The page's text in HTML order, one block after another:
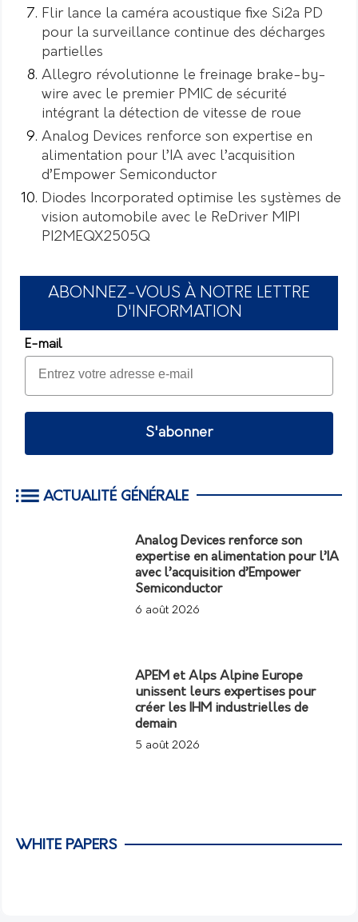
Flir lance la caméra acoustique fixe Si2a PD
pour la surveillance continue des décharges
partielles
Allegro révolutionne le freinage brake-by-
wire avec le premier PMIC de sécurité
intégrant la détection de vitesse de roue
Analog Devices renforce son expertise en
alimentation pour l’IA avec l’acquisition
d’Empower Semiconductor
Diodes Incorporated optimise les systèmes de
vision automobile avec le ReDriver MIPI
PI2MEQX2505Q
ABONNEZ-VOUS À NOTRE LETTRE
D'INFORMATION
E-mail
S'abonner
ACTUALITÉ GÉNÉRALE
Analog Devices renforce son
expertise en alimentation pour l’IA
avec l’acquisition d’Empower
Semiconductor
6 août 2026
APEM et Alps Alpine Europe
unissent leurs expertises pour
créer les IHM industrielles de
demain
5 août 2026
WHITE PAPERS